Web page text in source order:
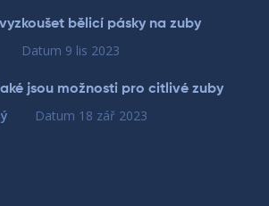
bělicí pásky na zuby
Datum 9 lis 2023
jsou možnosti pro citlivé zuby
Datum 18 zář 2023